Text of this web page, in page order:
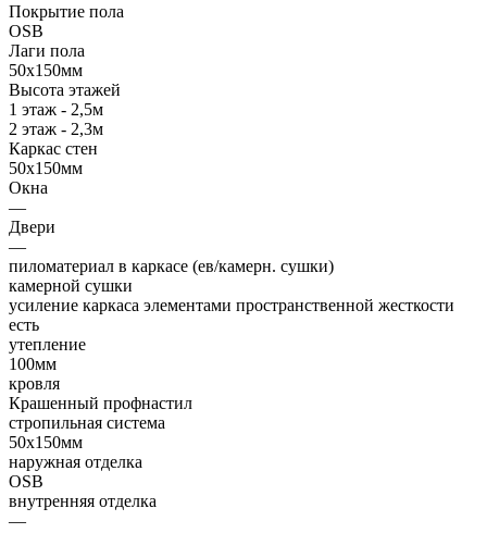
Покрытие пола
OSB
Лаги пола
50х150мм
Высота этажей
1 этаж - 2,5м
2 этаж - 2,3м
Каркас стен
50х150мм
Окна
—
Двери
—
пиломатериал в каркасе (ев/камерн. сушки)
камерной сушки
усиление каркаса элементами пространственной жесткости
есть
утепление
100мм
кровля
Крашенный профнастил
стропильная система
50х150мм
наружная отделка
OSB
внутренняя отделка
—